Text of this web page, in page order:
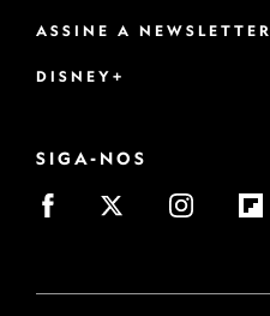
ASSINE A NEWSLETTER
DISNEY+
SIGA-NOS